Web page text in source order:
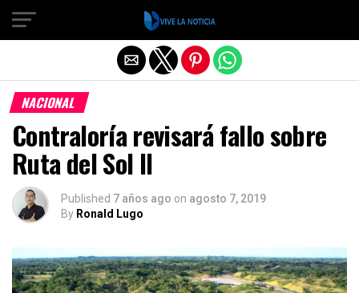
NACIONAL
Contraloría revisará fallo sobre
Ruta del Sol II
Published 7 años ago on agosto 7, 2019
By Ronald Lugo
Salir de la versión móvil